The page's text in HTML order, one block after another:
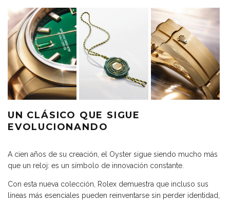
UN CLÁSICO QUE SIGUE
EVOLUCIONANDO
A cien años de su creación, el Oyster sigue siendo mucho más
que un reloj: es un símbolo de innovación constante.
Con esta nueva colección, Rolex demuestra que incluso sus
líneas más esenciales pueden reinventarse sin perder identidad,